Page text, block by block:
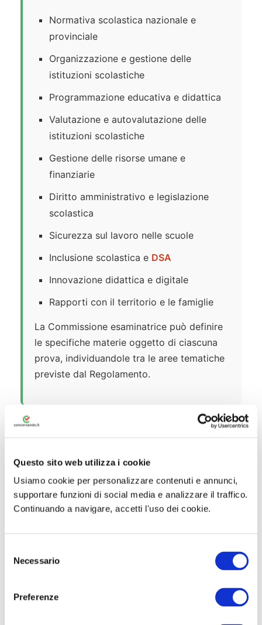
Questo sito web utilizza i cookie
Usiamo cookie per personalizzare contenuti e annunci,
supportare funzioni di social media e analizzare il traffico.
Continuando a navigare, accetti l'uso dei cookie.
Necessario
Preferenze
Normativa scolastica nazionale e
provinciale
Organizzazione e gestione delle
istituzioni scolastiche
Programmazione educativa e didattica
Valutazione e autovalutazione delle
istituzioni scolastiche
Gestione delle risorse umane e
finanziarie
Diritto amministrativo e legislazione
scolastica
Sicurezza sul lavoro nelle scuole
Inclusione scolastica e DSA
Innovazione didattica e digitale
Rapporti con il territorio e le famiglie
La Commissione esaminatrice può definire
le specifiche materie oggetto di ciascuna
prova, individuandole tra le aree tematiche
previste dal Regolamento.
🏆 Graduatoria e Assunzione
Formazione della Graduatoria
Prova scritta: 25%